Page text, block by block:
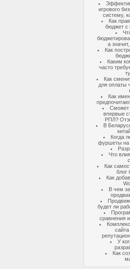
игрового
систему,
Как
бюджет
а
Как
Каким
часто
Как
для оплаты
Как
Сможет
впервые
РПЛ?
В
Когда
фуршеты на
Что
Как
блог
Как
В чем
будет ли
сравнения
У
Как